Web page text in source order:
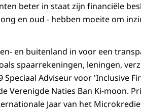
beter in staat zijn financiële
en oud - hebben moeite om
en buitenland in voor een
spaarrekeningen, leningen,
Adviseur voor 'Inclusive
Verenigde Naties Ban Ki-moon.
Jaar van het